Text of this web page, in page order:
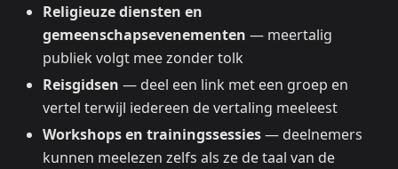
Religieuze diensten en
gemeenschapsevenementen — meertalig
publiek volgt mee zonder tolk
Reisgidsen — deel een link met een groep en
vertel terwijl iedereen de vertaling meeleest
Workshops en trainingssessies— deelnemers
kunnen meelezen zelfs als ze de taal van de